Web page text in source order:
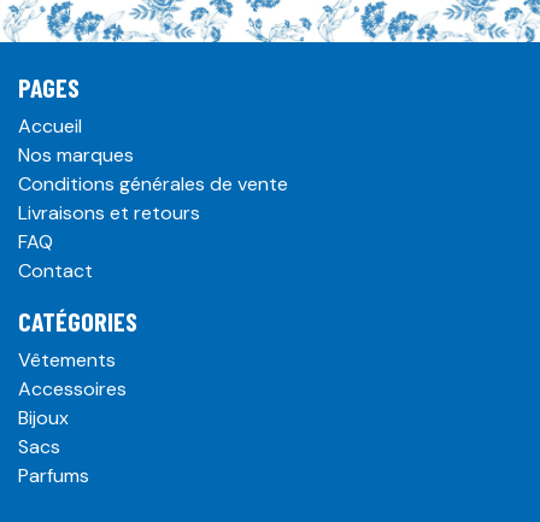
PAGES
Accueil
Nos marques
Conditions générales de vente
Livraisons et retours
FAQ
Contact
CATÉGORIES
Vêtements
Accessoires
Bijoux
Sacs
Parfums